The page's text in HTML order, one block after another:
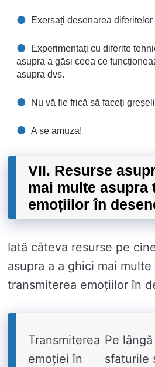
Exersați desenarea
Experimentați cu diferite
asupra a găsi ceea ce
asupra dvs.
Nu vă fie frică să faceți
A se amuza!
VII. Resurse
mai multe asupra
emoțiilor în
Iată câteva resurse pe
asupra a a ghici mai multe
transmiterea emoțiilor în
Transmiterea
emoției în
Pe lângă
sfaturile